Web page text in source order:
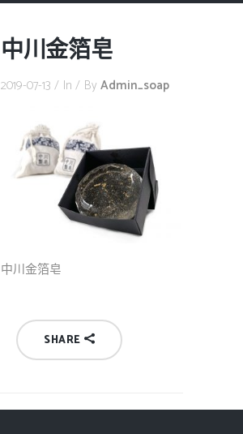
中川金箔皂
2019-07-13 In By Admin_soap
中川金箔皂
SHARE